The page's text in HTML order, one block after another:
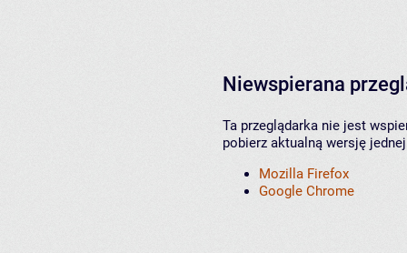
Niewspierana
Ta przeglądarka nie jest
pobierz aktualną wersję
Mozilla Firefox
Google Chrome